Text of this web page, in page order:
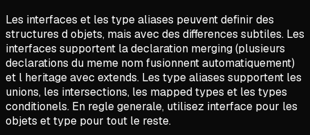
Les interfaces et les type aliases peuvent definir des
structures d objets, mais avec des differences subtiles. Les
interfaces supportent la declaration merging (plusieurs
declarations du meme nom fusionnent automatiquement)
et l heritage avec extends. Les type aliases supportent les
unions, les intersections, les mapped types et les types
conditionels. En regle generale, utilisez interface pour les
objets et type pour tout le reste.